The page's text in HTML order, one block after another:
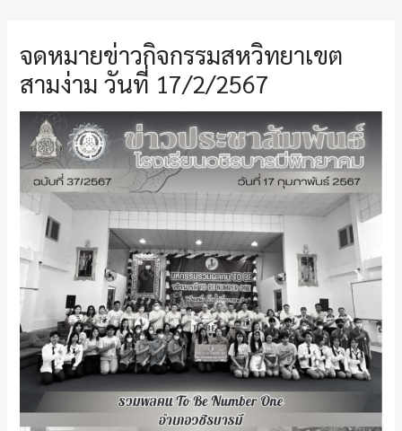
จดหมายข่าวกิจกรรมสหวิทยาเขต
สามง่าม วันที่ 17/2/2567